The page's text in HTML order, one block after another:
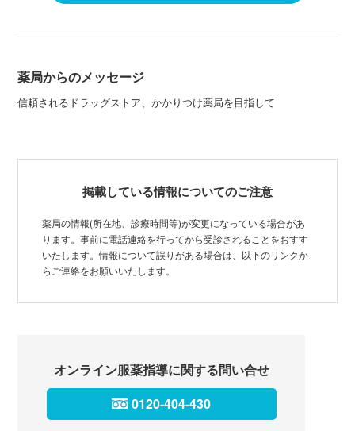
薬局からのメッセージ
信頼されるドラッグストア、かかりつけ薬局を目指して
掲載している情報についてのご注意
薬局の情報(所在地、診療時間等)が変更になっている場合があ
ります。事前に電話連絡を行ってから受診されることをおすす
いたします。情報について誤りがある場合は、以下のリンクか
らご連絡をお願いいたします。
オンライン服薬指導に関する問い合せ
0120-404-430